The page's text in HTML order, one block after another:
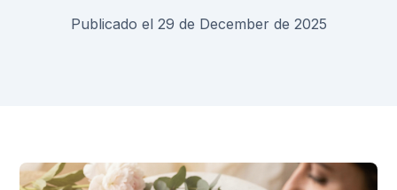
Publicado el 29 de December de 2025